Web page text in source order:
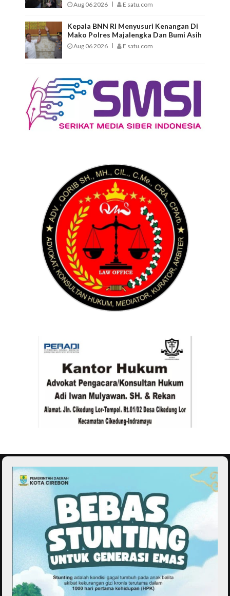
Aug 06 2026 E satu.com
Kepala BNN RI Menyusuri Kenangan Di
Mako Polres Majalengka Dan Bumi Asih
Aug 06 2026 E satu.com